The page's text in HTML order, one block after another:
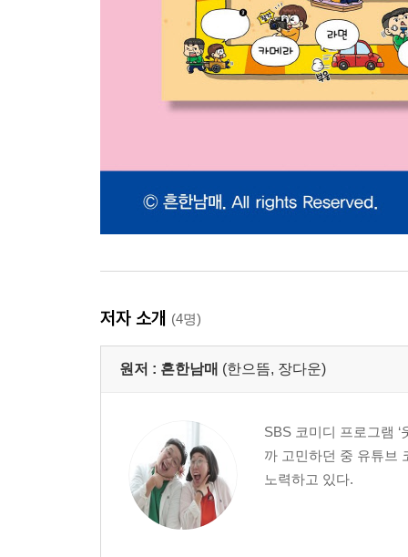
저자 소개 (4명)
원저 : 흔한남매 (한으뜸, 장다운)
SBS 코미디 프로그램
까 고민하던 중 유튜브
노력하고 있다.